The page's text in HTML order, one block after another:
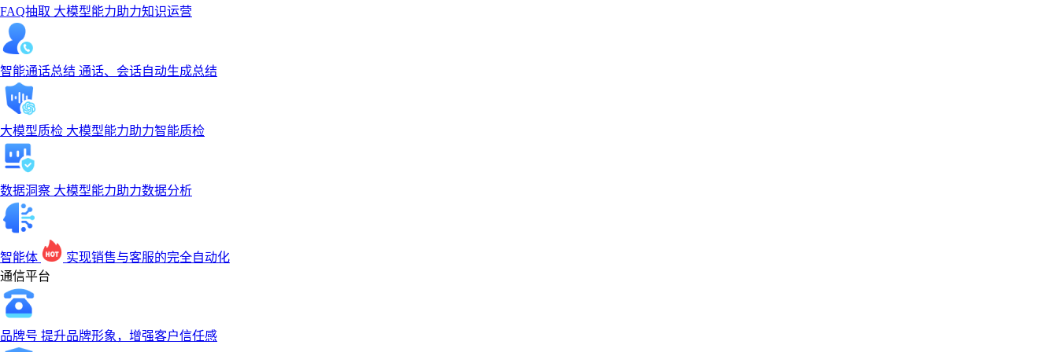
FAQ抽取 大模型能力助力知识运营
智能通话总结 通话、会话自动生成总结
大模型质检 大模型能力助力智能质检
数据洞察 大模型能力助力数据分析
智能体
实现销售与客服的完全自动化
通信平台
品牌号 提升品牌形象，增强客户信任感